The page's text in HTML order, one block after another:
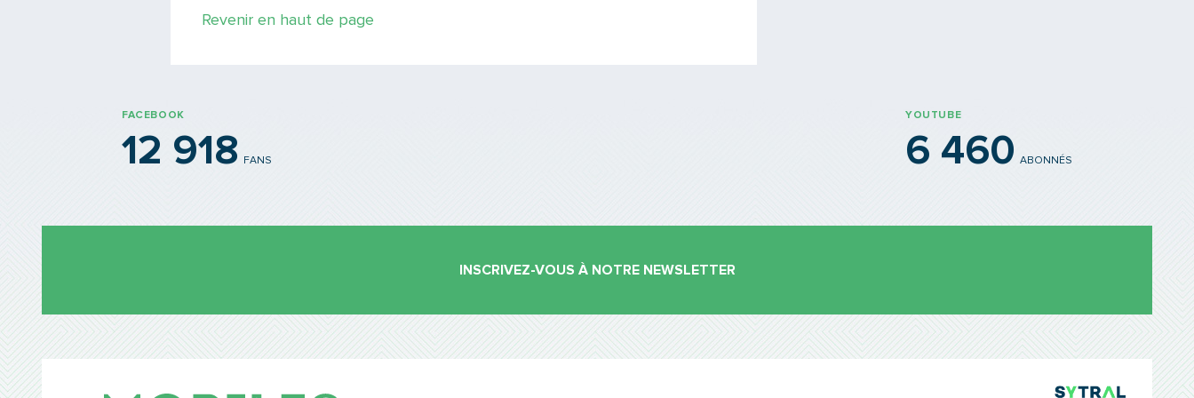
Revenir en haut de page
FACEBOOK
12 918 FANS
YOUTUBE
6 460 ABONNÉS
INSCRIVEZ-VOUS À NOTRE NEWSLETTER